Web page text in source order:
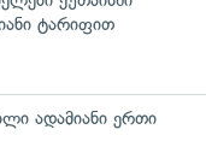
ტარიფით
ადამიანი ერთი